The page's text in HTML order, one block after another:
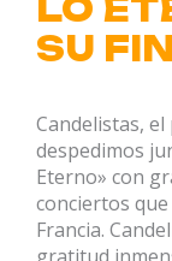
LO
SU
Candelistas,
despedimos
Eterno» con
conciertos
Francia.